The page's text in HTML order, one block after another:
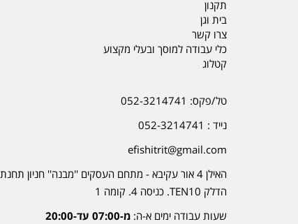
תקנון
בית וגן
צרו קשר
כלי עבודה למוסך ובעלי מקצוע
קטלוג
טל/פקס: 052-3214741
נייד : 052-3214741
efishitrit@gmail.com
האילן 4 אור עקיבא - מתחם העסקים ''מבנה'' חניון תחנת
הדלק TEN10. כניסה 4. קומה 1
שעות עבודה ימים א-ה: מ-07:00 עד-20:00